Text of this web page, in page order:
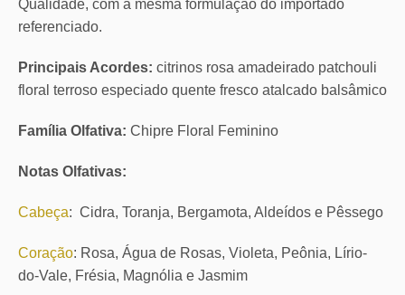
Qualidade, com a mesma formulação do importado
referenciado.
Principais Acordes: citrinos rosa amadeirado patchouli
floral terroso especiado quente fresco atalcado balsâmico
Família Olfativa: Chipre Floral Feminino
Notas Olfativas:
Cabeça: Cidra, Toranja, Bergamota, Aldeídos e Pêssego
Coração: Rosa, Água de Rosas, Violeta, Peônia, Lírio-
do-Vale, Frésia, Magnólia e Jasmim